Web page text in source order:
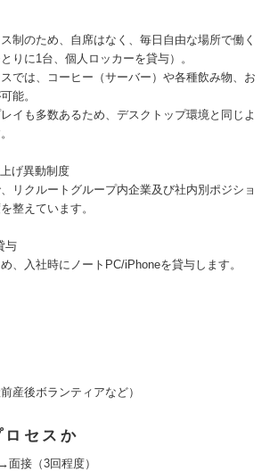
制のため、自席はなく、毎日自由な場所で働く
りに1台、個人ロッカーを貸与）。
では、コーヒー（サーバー）や各種飲み物、お
能。
イも多数あるため、デスクトップ環境と同じよ
げ異動制度
リクルートグループ内企業及び社内別ポジショ
整えています。
与
、入社時にノートPC/iPhoneを貸与します。
産後ボランティアなど）
ロセスか
接（3回程度）